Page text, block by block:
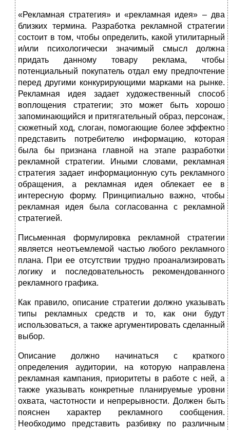
«Рекламная стратегия» и «рекламная идея» – два
близких термина. Разработка рекламной стратегии
состоит в том, чтобы определить, какой утилитарный
и/или психологически значимый смысл должна
придать данному товару реклама, чтобы
потенциальный покупатель отдал ему предпочтение
перед другими конкурирующими марками на рынке.
Рекламная идея задает художественный способ
воплощения стратегии; это может быть хорошо
запоминающийся и притягательный образ, персонаж,
сюжетный ход, слоган, помогающие более эффектно
представить потребителю информацию, которая
была бы признана главной на этапе разработки
рекламной стратегии. Иными словами, рекламная
стратегия задает информационную суть рекламного
обращения, а рекламная идея облекает ее в
интересную форму. Принципиально важно, чтобы
рекламная идея была согласованна с рекламной
стратегией.
Письменная формулировка рекламной стратегии
является неотъемлемой частью любого рекламного
плана. При ее отсутствии трудно проанализировать
логику и последовательность рекомендованного
рекламного графика.
Как правило, описание стратегии должно указывать
типы рекламных средств и то, как они будут
использоваться, а также аргументировать сделанный
выбор.
Описание должно начинаться с краткого
определения аудитории, на которую направлена
рекламная кампания, приоритеты в работе с ней, а
также указывать конкретные планируемые уровни
охвата, частотности и непрерывности. Должен быть
пояснен характер рекламного сообщения.
Необходимо представить разбивку по различным